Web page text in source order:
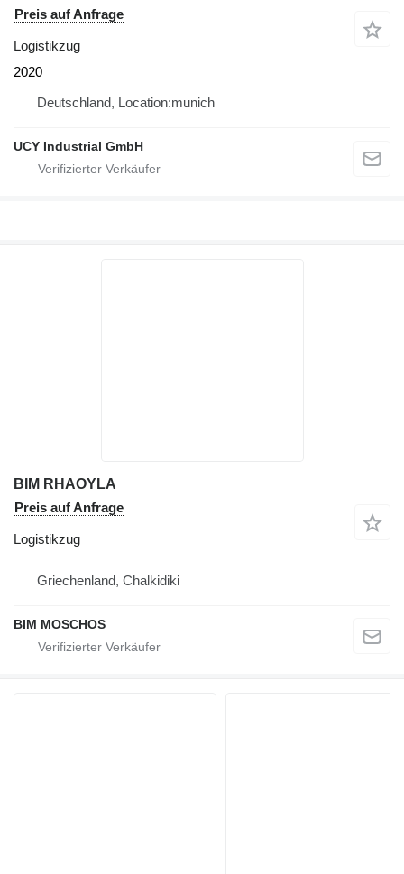
Preis auf Anfrage
Logistikzug
2020
Deutschland, Location:munich
UCY Industrial GmbH
BIM RHAOYLA
Preis auf Anfrage
Logistikzug
Griechenland, Chalkidiki
BIM MOSCHOS